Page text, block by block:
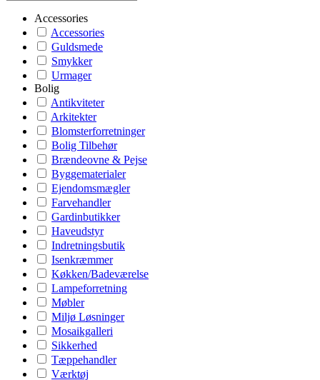
Accessories
Accessories
Guldsmede
Smykker
Urmager
Bolig
Antikviteter
Arkitekter
Blomsterforretninger
Bolig Tilbehør
Brændeovne & Pejse
Byggematerialer
Ejendomsmægler
Farvehandler
Gardinbutikker
Haveudstyr
Indretningsbutik
Isenkræmmer
Køkken/Badeværelse
Lampeforretning
Møbler
Miljø Løsninger
Mosaikgalleri
Sikkerhed
Tæppehandler
Værktøj